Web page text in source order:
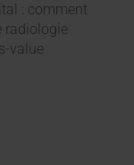
: comment
radiologie
value